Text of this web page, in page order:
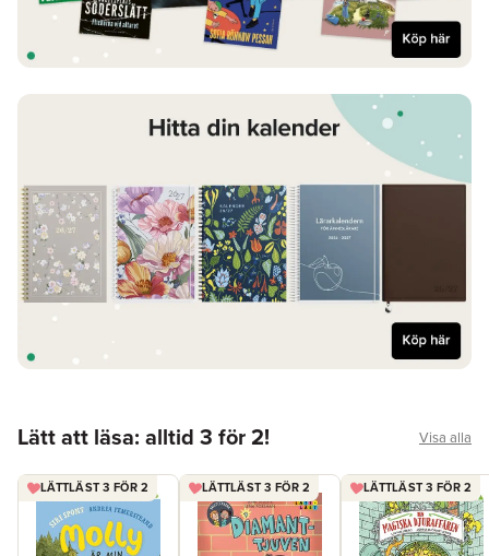
Lätt att läsa: alltid 3 för 2! Visa alla
LÄTTLÄST 3 FÖR 2 LÄTTLÄST 3 FÖR 2 LÄTTLÄST 3 FÖR 2